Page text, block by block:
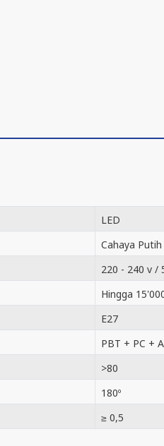
LED
Cahaya
220 - 240 v /
Hingga
E27
PBT + PC +
>80
180º
≥ 0,5